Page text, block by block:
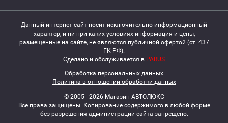
Данный интернет-сайт носит исключительно информационный
характер, и ни при каких условиях информация и цены,
размещенные на сайте, не являются публичной офертой (ст. 437
ГК РФ).
Сделано и обслуживается в PARUS
Обработка персональных данных
Политика в отношении обработки данных
© 2005 - 2026 Магазин АВТОЛЮКС
Все права защищены. Копирование содержимого в любой форме
без разрешения администрации сайта запрещено.